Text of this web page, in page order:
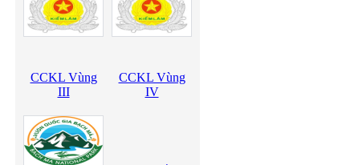
CCKL Vùng
III
CCKL Vùng
IV